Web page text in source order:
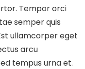
Tempor orci
semper quis
ullamcorper eget
arcu
tempus urna et.